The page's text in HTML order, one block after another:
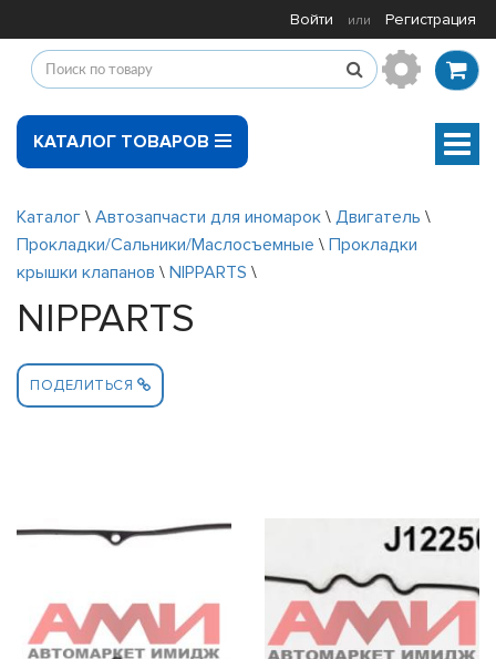
Войти или Регистрация
КАТАЛОГ ТОВАРОВ
Каталог \ Автозапчасти для иномарок \ Двигатель \
Прокладки/Сальники/Маслосъемные \ Прокладки
крышки клапанов \ NIPPARTS \
NIPPARTS
ПОДЕЛИТЬСЯ
БЫСТРЫЙ ПРОСМОТР БЫСТРЫЙ ПРОСМОТР